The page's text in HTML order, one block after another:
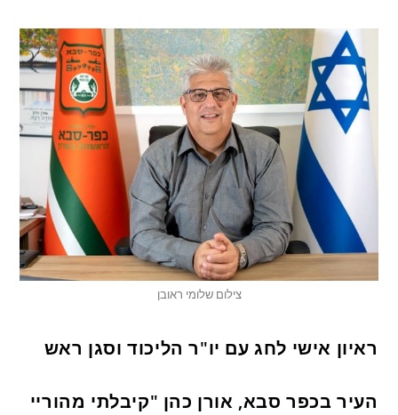
צילום שלומי ראובן
ראיון אישי לחג עם יו"ר הליכוד וסגן ראש
העיר בכפר סבא, אורן כהן "קיבלתי מהוריי